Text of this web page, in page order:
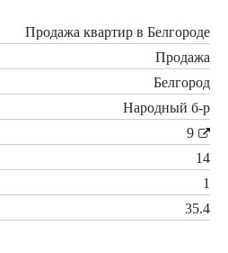
Продажа квартир в Белгороде
Продажа
Белгород
Народный б-р
9
14
1
35.4